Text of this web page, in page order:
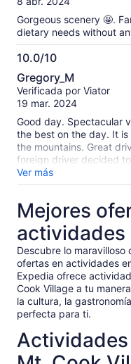
Gorgeous scenery 🤩.
dietary needs without
10.0/10
10.0
de
10
Gregory_M
Verificada por Viator
19 mar. 2024
Good day. Spectacular
the best on the day. It
the mountains. Great
foreign driver decided
last minute with half a
caused a disaster. Our
management are
Ver más
Mejores
actividades
Descubre lo maravilloso
ofertas en actividades
Expedia ofrece
Cook Village a tu
la cultura, la
perfecta para ti.